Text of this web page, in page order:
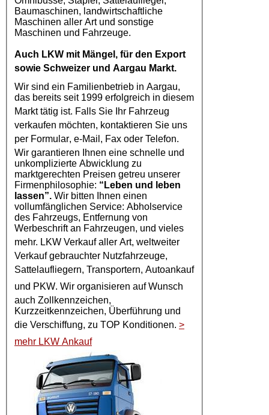
Baumaschinen, landwirtschaftliche
Maschinen aller Art und sonstige
Maschinen und Fahrzeuge.
Auch LKW mit Mängel, für den Export
sowie Schweizer und Aargau Markt.
Wir sind ein Familienbetrieb in Aargau,
das bereits seit 1999 erfolgreich in diesem
Markt tätig ist. Falls Sie Ihr Fahrzeug
verkaufen möchten, kontaktieren Sie uns
per Formular, e-Mail, Fax oder Telefon.
Wir garantieren Ihnen eine schnelle und
unkomplizierte Abwicklung zu
marktgerechten Preisen getreu unserer
Firmenphilosophie: “Leben und leben
lassen”. Wir bitten Ihnen einen
vollumfänglichen Service: Abholservice
des Fahrzeugs, Entfernung von
Werbeschrift an Fahrzeugen, und vieles
mehr. LKW Verkaufaller Art, weltweiter
Verkauf gebrauchter Nutzfahrzeuge,
Sattelaufliegern, Transportern, Autoankauf
und PKW. Wir organisieren auf Wunsch
auch Zollkennzeichen,
Kurzzeitkennzeichen, Überführung und
die Verschiffung, zu TOP Konditionen. >
mehr LKW Ankauf